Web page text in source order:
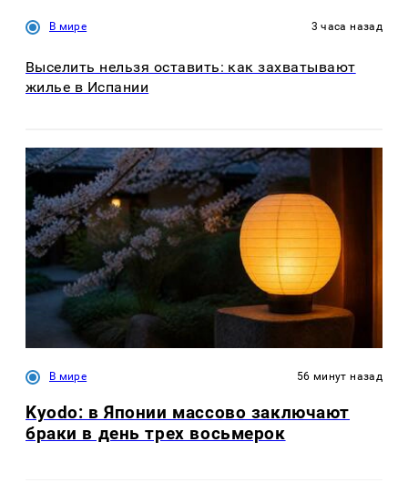
В мире 3 часа назад
Выселить нельзя оставить: как захватывают
жилье в Испании
В мире 56 минут назад
Kyodo: в Японии массово заключают
браки в день трех восьмерок